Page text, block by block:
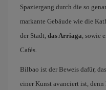
Spaziergang durch die so
markante Gebäude wie die
der Stadt, das Arriaga, sowie
Cafés.
Bilbao ist der Beweis dafür,
einer Kunst avanciert ist,